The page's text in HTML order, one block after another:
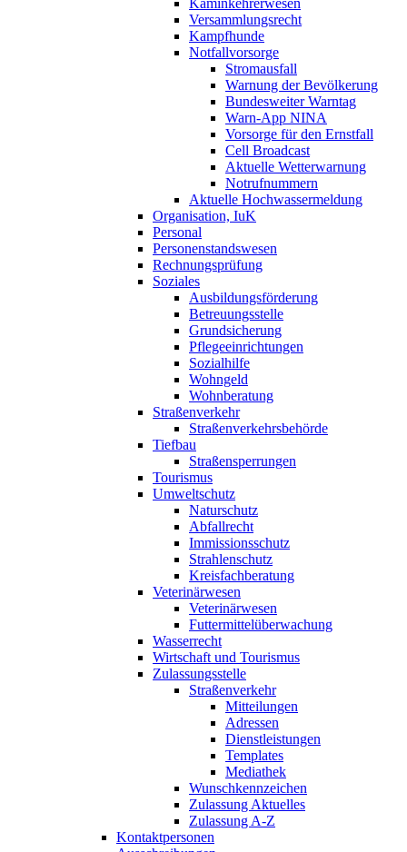
Kaminkehrerwesen
Versammlungsrecht
Kampfhunde
Notfallvorsorge
Stromausfall
Warnung der Bevölkerung
Bundesweiter Warntag
Warn-App NINA
Vorsorge für den Ernstfall
Cell Broadcast
Aktuelle Wetterwarnung
Notrufnummern
Aktuelle Hochwassermeldung
Organisation, IuK
Personal
Personenstandswesen
Rechnungsprüfung
Soziales
Ausbildungsförderung
Betreuungsstelle
Grundsicherung
Pflegeeinrichtungen
Sozialhilfe
Wohngeld
Wohnberatung
Straßenverkehr
Straßenverkehrsbehörde
Tiefbau
Straßensperrungen
Tourismus
Umweltschutz
Naturschutz
Abfallrecht
Immissionsschutz
Strahlenschutz
Kreisfachberatung
Veterinärwesen
Veterinärwesen
Futtermittelüberwachung
Wasserrecht
Wirtschaft und Tourismus
Zulassungsstelle
Straßenverkehr
Mitteilungen
Adressen
Dienstleistungen
Templates
Mediathek
Wunschkennzeichen
Zulassung Aktuelles
Zulassung A-Z
Kontaktpersonen